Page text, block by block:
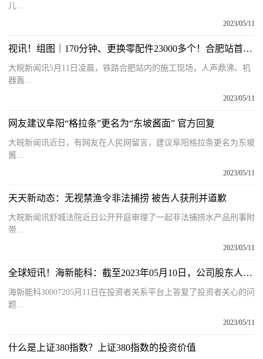
儿...
2023/05/11
视讯！组图｜170分钟、更换零配件23000多个！合肥站首次机械化更换长钢轨
大皖新闻讯5月11日凌晨，铁路合肥站内的施工现场，人声鼎沸、机
器轰...
2023/05/11
网友建议阜阳“格拉条”更名为“东坡酱面” 官方回复
大皖新闻讯近日，有网友在人民网留言，建议阜阳格拉条更名为东坡
酱...
2023/05/11
天天新动态：无视禁渔令非法捕捞 被告人获刑并道歉
大皖新闻讯舒城法院近日公开开庭审理了一起非法捕捞水产品刑事附
带...
2023/05/11
全球短讯！海新能科：截至2023年05月10日，公司股东人数为44,837名
海新能科30007205月11日在投资者关系平台上答复了投资者关心的问
题...
2023/05/11
什么是上证380指数？上证380指数的投资价值